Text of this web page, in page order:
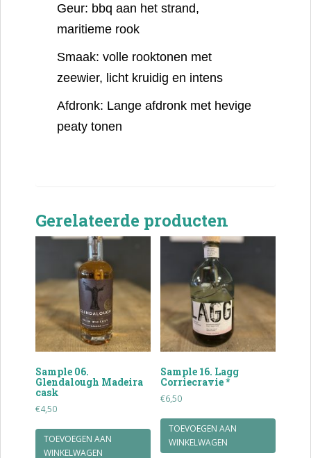
Geur: bbq aan het strand,
maritieme rook
Smaak: volle rooktonen met
zeewier, licht kruidig en intens
Afdronk: Lange afdronk met hevige
peaty tonen
Gerelateerde producten
Sample 06.
Glendalough Madeira
cask
€4,50
TOEVOEGEN AAN
WINKELWAGEN
Sample 16. Lagg
Corriecravie *
€6,50
TOEVOEGEN AAN
WINKELWAGEN